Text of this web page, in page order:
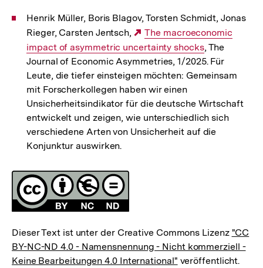
Henrik Müller, Boris Blagov, Torsten Schmidt, Jonas
Rieger, Carsten Jentsch,
Externer
Link:
The macroeconomic
impact of asymmetric uncertainty shocks, The
Journal of Economic Asymmetries, 1/2025. Für
Leute, die tiefer einsteigen möchten: Gemeinsam
mit Forscherkollegen haben wir einen
Unsicherheitsindikator für die deutsche Wirtschaft
entwickelt und zeigen, wie unterschiedlich sich
verschiedene Arten von Unsicherheit auf die
Konjunktur auswirken.
Fussnoten
Lizenz
Dieser Text ist unter der Creative Commons Lizenz "CC
BY-NC-ND 4.0 - Namensnennung - Nicht kommerziell -
Keine Bearbeitungen 4.0 International" veröffentlicht.